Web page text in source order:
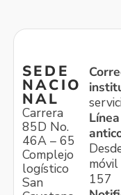
SEDE
NACIO
NAL
Carrera
85D No.
46A – 65
Complejo
logístico
San
Línea
157